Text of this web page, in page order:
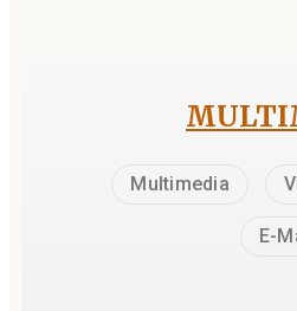
Multimedia
E-